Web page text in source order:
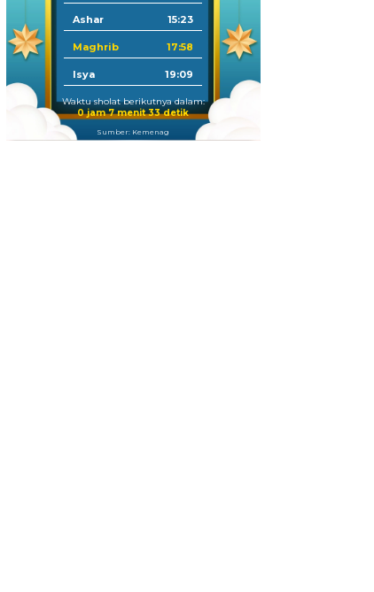
Ashar 15:23
Maghrib 17:58
Isya 19:09
Waktu sholat berikutnya dalam:
0 jam 7 menit 32 detik
Sumber: Kemenag